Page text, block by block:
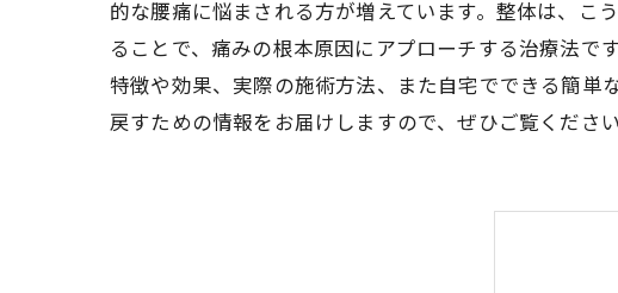
的な腰痛に悩まされる方が増えています。整体は、こ
ることで、痛みの根本原因にアプローチする治療法
特徴や効果、実際の施術方法、また自宅でできる簡単
戻すための情報をお届けしますので、ぜひご覧ください